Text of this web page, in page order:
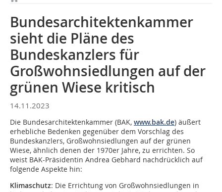
Bundesarchitektenkammer
sieht die Pläne des
Bundeskanzlers für
Großwohnsiedlungen auf der
grünen Wiese kritisch
14.11.2023
Die Bundesarchitektenkammer (BAK, www.bak.de) äußert
erhebliche Bedenken gegenüber dem Vorschlag des
Bundeskanzlers, Großwohnsiedlungen auf der grünen
Wiese, ähnlich denen der 1970er Jahre, zu errichten. So
weist BAK-Präsidentin Andrea Gebhard nachdrücklich auf
folgende Aspekte hin:
Klimaschutz: Die Errichtung von Großwohnsiedlungen in